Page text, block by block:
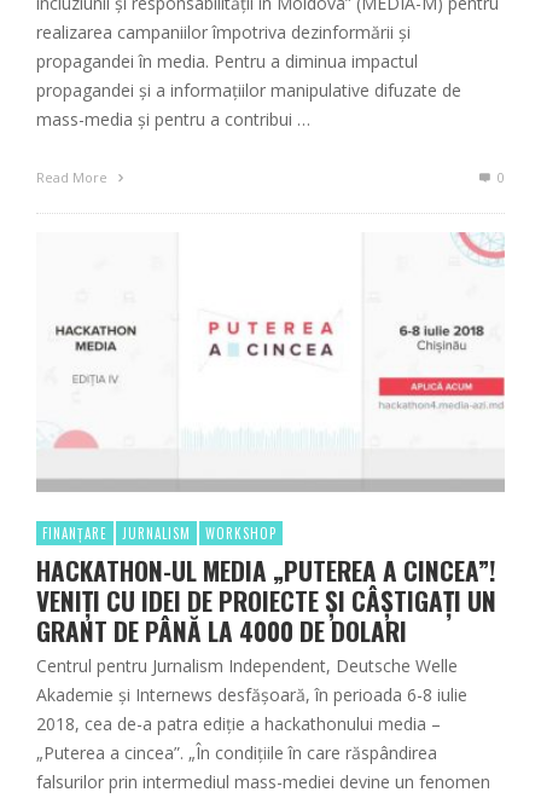
realizarea campaniilor împotriva dezinformării și
propagandei în media. Pentru a diminua impactul
propagandei și a informațiilor manipulative difuzate de
mass-media și pentru a contribui …
Read More 0
FINANȚARE JURNALISM WORKSHOP
HACKATHON-UL MEDIA „PUTEREA A CINCEA”!
VENIȚI CU IDEI DE PROIECTE ȘI CÂȘTIGAȚI UN
GRANT DE PÂNĂ LA 4000 DE DOLARI
Centrul pentru Jurnalism Independent, Deutsche Welle
Akademie și Internews desfășoară, în perioada 6-8 iulie
2018, cea de-a patra ediție a hackathonului media –
„Puterea a cincea”. „În condițiile în care răspândirea
falsurilor prin intermediul mass-mediei devine un fenomen